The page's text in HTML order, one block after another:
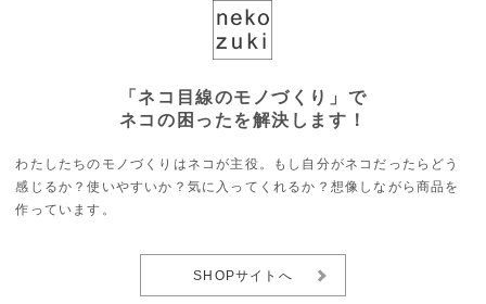
「ネコ目線のモノづくり」で
ネコの困ったを解決します！
わたしたちのモノづくりはネコが主役。もし自分がネコだったらどう
感じるか？使いやすいか？気に入ってくれるか？想像しながら商品を
作っています。
SHOPサイトへ